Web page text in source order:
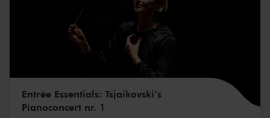
Entrée Essentials: Tsjaikovski’s
Pianoconcert nr. 1